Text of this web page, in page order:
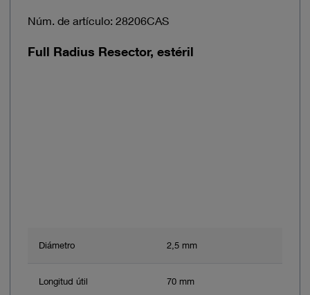
Núm. de artículo: 28206CAS
Full Radius Resector, estéril
Diámetro 2,5 mm
Longitud útil 70 mm